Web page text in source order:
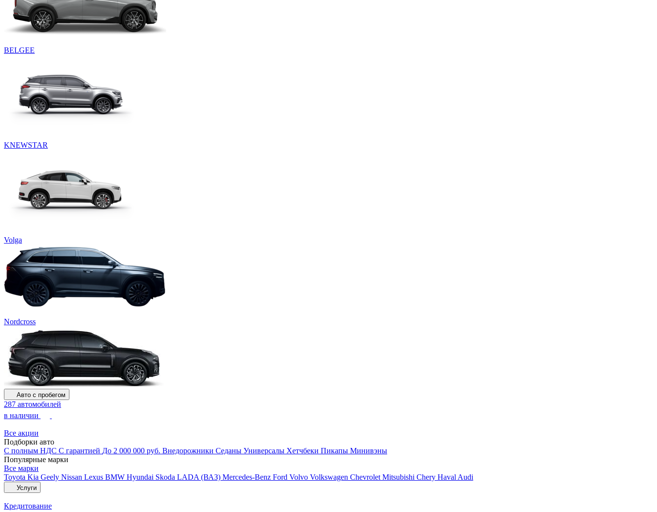
BELGEE
KNEWSTAR
Volga
Nordcross
Авто с пробегом
287 автомобилей
в наличии
Все акции
Подборки авто
С полным НДС С гарантией До 2 000 000 руб. Внедорожники Седаны Универсалы Хетчбеки Пикапы Минивэны
Популярные марки
Все марки
Toyota Kia Geely Nissan Lexus BMW Hyundai Skoda LADA (ВАЗ) Mercedes-Benz Ford Volvo Volkswagen Chevrolet Mitsubishi Chery Haval Audi
Услуги
Кредитование